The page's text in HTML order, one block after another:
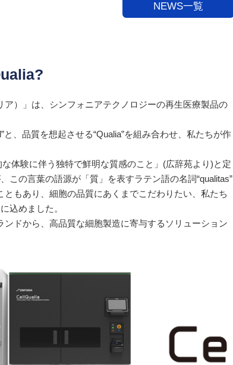
NEWS一覧
ア）」は、シンフォニアテクノロジーの再生医療製品の
と、品質を想起させる“Qualia”を組み合わせ、私たちが作
な体験に伴う独特で鮮明な質感のこと」(広辞苑より)と定
この言葉の語源が「質」を表すラテン語の名詞“qualitas”
ともあり、細胞の品質にあくまでこだわりたい、私たち
込めました。
ンドから、高品質な細胞製造に寄与するソリューション